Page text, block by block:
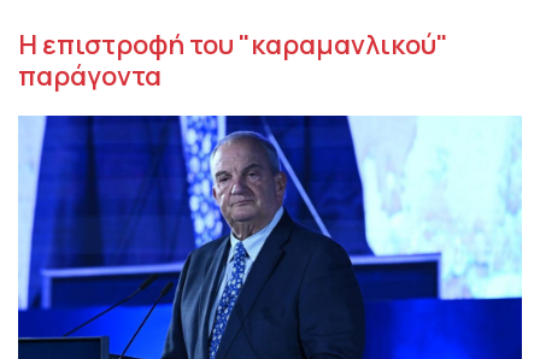
Η επιστροφή του "καραμανλικού"
παράγοντα